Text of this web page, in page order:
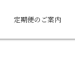
定期便のご案内